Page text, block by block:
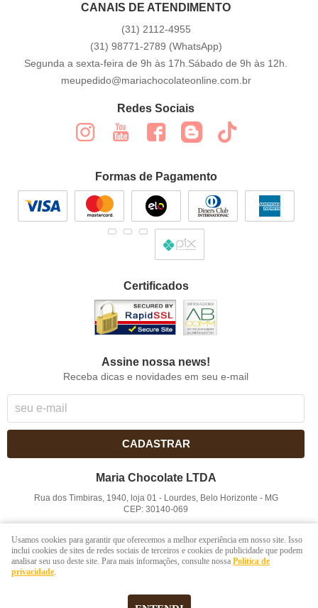
CANAIS DE ATENDIMENTO
(31) 2112-4955
(31) 98771-2789 (WhatsApp)
Segunda a sexta-feira de 9h às 17h.Sábado de 9h às 12h.
meupedido@mariachocolateonline.com.br
Redes Sociais
Formas de Pagamento
Certificados
Assine nossa news!
Receba dicas e novidades em seu e-mail
CADASTRAR
Maria Chocolate LTDA
Rua dos Timbiras, 1940, loja 01 - Lourdes, Belo Horizonte - MG
CEP: 30140-069
LOJA VIRTUAL CRIADA POR
Usamos cookies para garantir que oferecemos a melhor experiência em nosso site. Isso
inclui cookies de sites de redes sociais de terceiros e cookies de publicidade que podem
analisar seu uso deste site. Para mais informações, consulte nossa Política de
privacidade.